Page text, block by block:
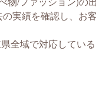
実績を確認し、お
全域で対応してい